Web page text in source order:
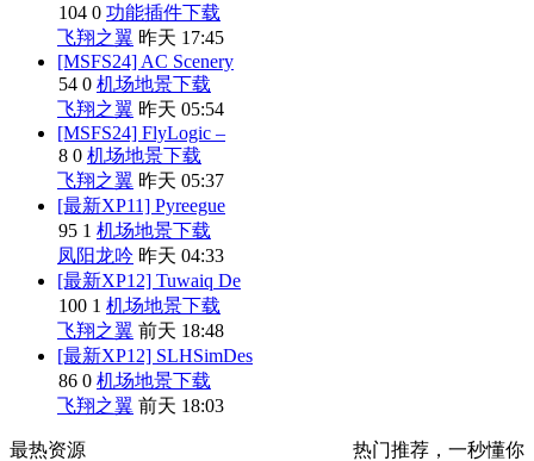
104 0 功能插件下载
飞翔之翼 昨天 17:45
[MSFS24] AC Scenery
54 0 机场地景下载
飞翔之翼 昨天 05:54
[MSFS24] FlyLogic –
8 0 机场地景下载
飞翔之翼 昨天 05:37
[最新XP11] Pyreegue
95 1 机场地景下载
凤阳龙吟 昨天 04:33
[最新XP12] Tuwaiq De
100 1 机场地景下载
飞翔之翼 前天 18:48
[最新XP12] SLHSimDes
86 0 机场地景下载
飞翔之翼 前天 18:03
最热资源 热门推荐，一秒懂你